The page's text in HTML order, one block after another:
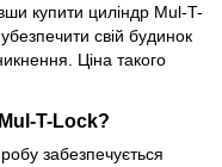
купити циліндр Mul-T-
свій будинок
Ціна такого
T-Lock?
забезпечується